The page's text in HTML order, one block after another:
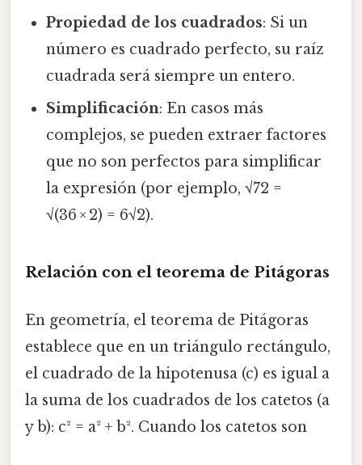
Propiedad de los cuadrados: Si un
número es cuadrado perfecto, su raíz
cuadrada será siempre un entero.
Simplificación: En casos más
complejos, se pueden extraer factores
que no son perfectos para simplificar
la expresión (por ejemplo, √72 =
√(36 × 2) = 6√2).
Relación con el teorema de Pitágoras
En geometría, el teorema de Pitágoras
establece que en un triángulo rectángulo,
el cuadrado de la hipotenusa (c) es igual a
la suma de los cuadrados de los catetos (a
y b): c² = a² + b². Cuando los catetos son